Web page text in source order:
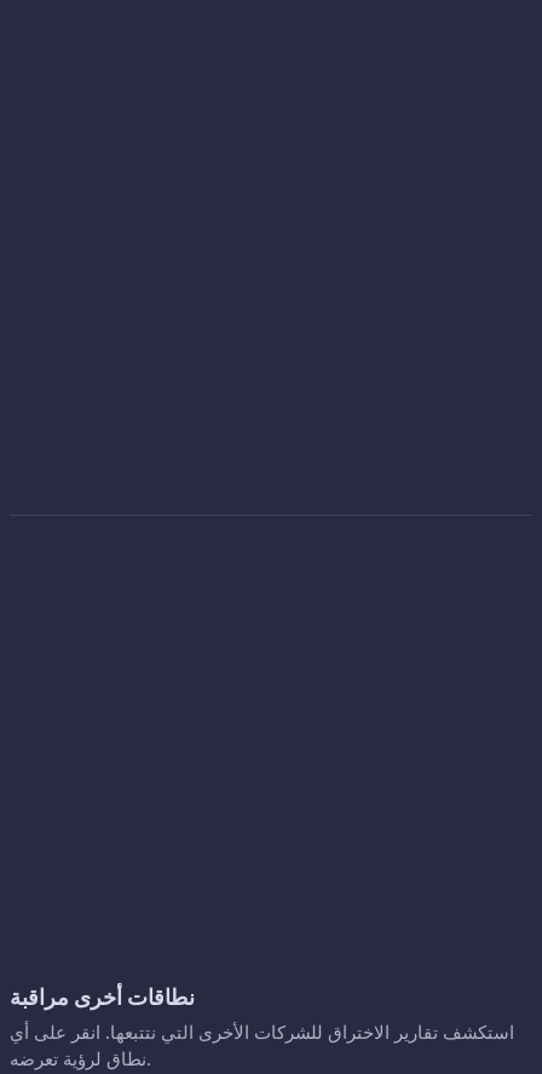
نطاقات أخرى مراقبة
استكشف تقارير الاختراق للشركات الأخرى التي نتتبعها. انقر على أي
نطاق لرؤية تعرضه.